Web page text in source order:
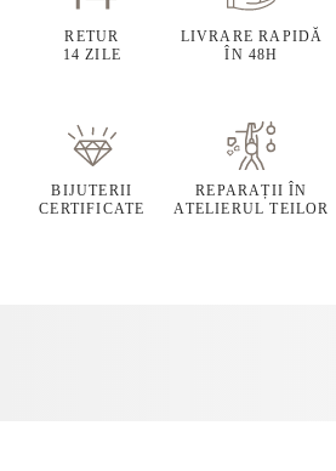
RETUR
14 ZILE
LIVRARE RAPIDĂ
ÎN 48H
BIJUTERII
CERTIFICATE
REPARAȚII ÎN
ATELIERUL TEILOR